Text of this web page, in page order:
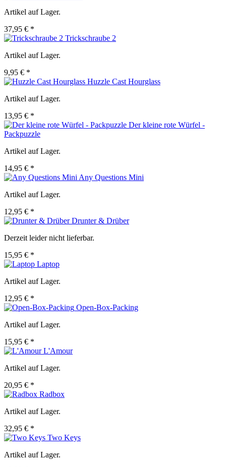
Artikel auf Lager.
37,95 € *
Trickschraube 2
Artikel auf Lager.
9,95 € *
Huzzle Cast Hourglass
Artikel auf Lager.
13,95 € *
Der kleine rote Würfel -
Packpuzzle
Artikel auf Lager.
14,95 € *
Any Questions Mini
Artikel auf Lager.
12,95 € *
Drunter & Drüber
Derzeit leider nicht lieferbar.
15,95 € *
Laptop
Artikel auf Lager.
12,95 € *
Open-Box-Packing
Artikel auf Lager.
15,95 € *
L'Amour
Artikel auf Lager.
20,95 € *
Radbox
Artikel auf Lager.
32,95 € *
Two Keys
Artikel auf Lager.